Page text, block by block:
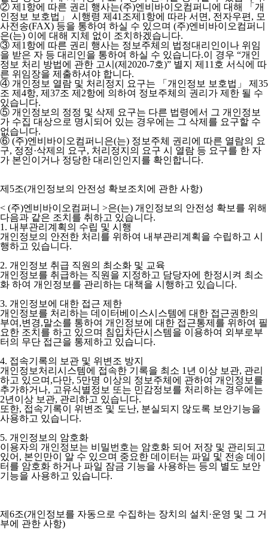
② 제1항에 따른 권리 행사는(주)엔비바이오컴퍼니에 대해 「개
인정보 보호법」 시행령 제41조제1항에 따라 서면, 전자우편, 모
사전송(FAX) 등을 통하여 하실 수 있으며 (주)엔비바이오컴퍼니
은(는) 이에 대해 지체 없이 조치하겠습니다.
③ 제1항에 따른 권리 행사는 정보주체의 법정대리인이나 위임
을 받은 자 등 대리인을 통하여 하실 수 있습니다.이 경우 “개인
정보 처리 방법에 관한 고시(제2020-7호)” 별지 제11호 서식에 따
른 위임장을 제출하셔야 합니다.
④ 개인정보 열람 및 처리정지 요구는 「개인정보 보호법」 제35
조 제4항, 제37조 제2항에 의하여 정보주체의 권리가 제한 될 수
있습니다.
⑤ 개인정보의 정정 및 삭제 요구는 다른 법령에서 그 개인정보
가 수집 대상으로 명시되어 있는 경우에는 그 삭제를 요구할 수
없습니다.
⑥ (주)엔비바이오컴퍼니은(는) 정보주체 권리에 따른 열람의 요
구, 정정·삭제의 요구, 처리정지의 요구 시 열람 등 요구를 한 자
가 본인이거나 정당한 대리인인지를 확인합니다.
제5조(개인정보의 안전성 확보조치에 관한 사항)
< (주)엔비바이오컴퍼니 >은(는) 개인정보의 안전성 확보를 위해
다음과 같은 조치를 취하고 있습니다.
1. 내부관리계획의 수립 및 시행
개인정보의 안전한 처리를 위하여 내부관리계획을 수립하고 시
행하고 있습니다.
2. 개인정보 취급 직원의 최소화 및 교육
개인정보를 취급하는 직원을 지정하고 담당자에 한정시켜 최소
화 하여 개인정보를 관리하는 대책을 시행하고 있습니다.
3. 개인정보에 대한 접근 제한
개인정보를 처리하는 데이터베이스시스템에 대한 접근권한의
부여,변경,말소를 통하여 개인정보에 대한 접근통제를 위하여 필
요한 조치를 하고 있으며 침입차단시스템을 이용하여 외부로부
터의 무단 접근을 통제하고 있습니다.
4. 접속기록의 보관 및 위변조 방지
개인정보처리시스템에 접속한 기록을 최소 1년 이상 보관, 관리
하고 있으며,다만, 5만명 이상의 정보주체에 관하여 개인정보를
추가하거나, 고유식별정보 또는 민감정보를 처리하는 경우에는
2년이상 보관, 관리하고 있습니다.
또한, 접속기록이 위변조 및 도난, 분실되지 않도록 보안기능을
사용하고 있습니다.
5. 개인정보의 암호화
이용자의 개인정보는 비밀번호는 암호화 되어 저장 및 관리되고
있어, 본인만이 알 수 있으며 중요한 데이터는 파일 및 전송 데이
터를 암호화 하거나 파일 잠금 기능을 사용하는 등의 별도 보안
기능을 사용하고 있습니다.
제6조(개인정보를 자동으로 수집하는 장치의 설치·운영 및 그 거
부에 관한 사항)